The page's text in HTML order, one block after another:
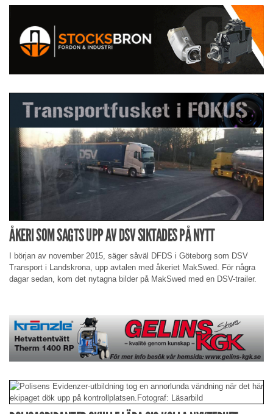
ÅKERI SOM SAGTS UPP AV DSV SIKTADES PÅ NYTT
I början av november 2015, säger såväl DFDS i Göteborg som DSV
Transport i Landskrona, upp avtalen med åkeriet MakSwed. För några
dagar sedan, kom det nytagna bilder på MakSwed med en DSV-trailer.